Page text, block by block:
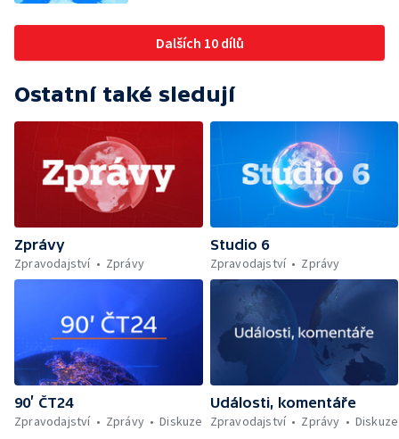
Dalších 10 dílů
Ostatní také sledují
Zprávy
Zpravodajství
Zprávy
Studio 6
Zpravodajství
Zprávy
90’ ČT24
Zpravodajství
Zprávy Diskuze
Události, komentáře
Zpravodajství
Zprávy Diskuze